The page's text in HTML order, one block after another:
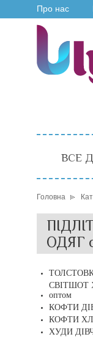
Про нас
ВСЕ
Головна
ОДЯГ
СВІТШОТ
оптом
КОФТИ
КОФТИ
ХУДИ